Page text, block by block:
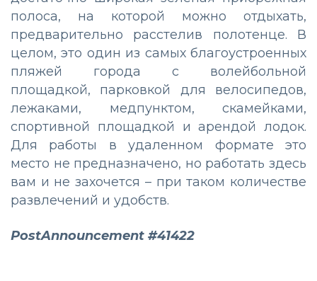
полоса, на которой можно отдыхать,
предварительно расстелив полотенце. В
целом, это один из самых благоустроенных
пляжей города с волейбольной
площадкой, парковкой для велосипедов,
лежаками, медпунктом, скамейками,
спортивной площадкой и арендой лодок.
Для работы в удаленном формате это
место не предназначено, но работать здесь
вам и не захочется – при таком количестве
развлечений и удобств.
PostAnnouncement #41422